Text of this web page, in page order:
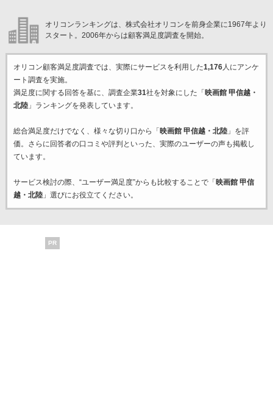
オリコンランキングは、株式会社オリコンを前身企業に1967年より
スタート。2006年からは顧客満足度調査を開始。
オリコン顧客満足度調査では、実際にサービスを利用した1,176人にアンケ
ート調査を実施。
満足度に関する回答を基に、調査企業31社を対象にした「 映画館 甲信越・
北陸」ランキングを発表しています。
総合満足度だけでなく、様々な切り口から「 映画館 甲信越・北陸」を評
価。さらに回答者の口コミや評判といった、実際のユーザーの声も掲載し
ています。
サービス検討の際、“ユーザー満足度”からも比較することで「 映画館 甲信
越・北陸」選びにお役立てください。
PR